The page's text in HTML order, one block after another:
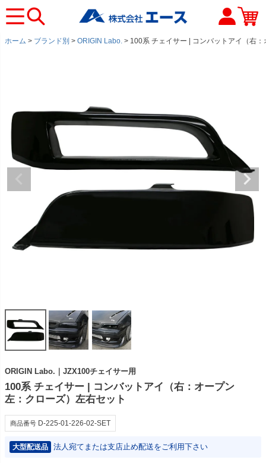
ホーム ブランド別 ORIGIN Labo. 100系 チェイサー | コンバットアイ（右
ORIGIN Labo.｜JZX100チェイサー用
100系 チェイサー | コンバットアイ（右：オープン
左：クローズ）左右セット
商品番号 D-225-01-226-02-SET
大型配送品 法人宛てまたは支店止め配送をご利用下さい